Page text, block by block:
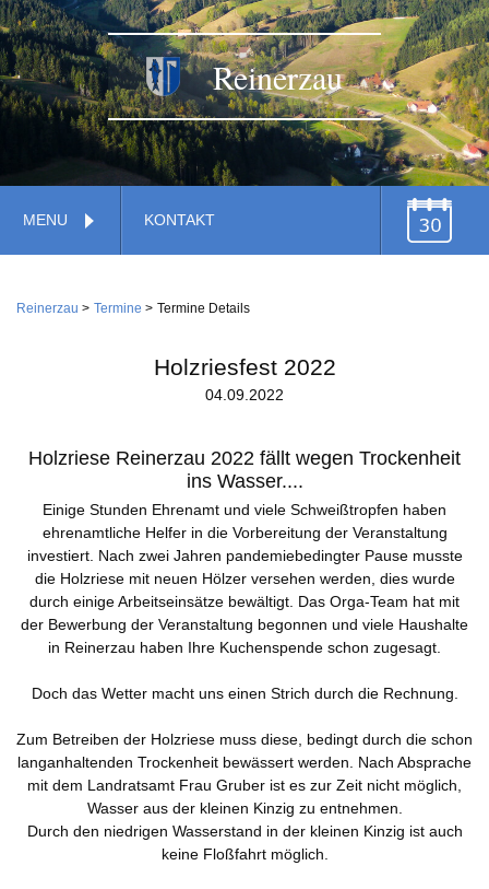
Reinerzau
überspringen
MENU KONTAKT
TERMINE
Reinerzau Termine Termine Details
Holzriesfest 2022
04.09.2022
Holzriese Reinerzau 2022 fällt wegen Trockenheit
ins Wasser....
Einige Stunden Ehrenamt und viele Schweißtropfen haben
ehrenamtliche Helfer in die Vorbereitung der Veranstaltung
investiert. Nach zwei Jahren pandemiebedingter Pause musste
die Holzriese mit neuen Hölzer versehen werden, dies wurde
durch einige Arbeitseinsätze bewältigt. Das Orga-Team hat mit
der Bewerbung der Veranstaltung begonnen und viele Haushalte
in Reinerzau haben Ihre Kuchenspende schon zugesagt.
Doch das Wetter macht uns einen Strich durch die Rechnung.
Zum Betreiben der Holzriese muss diese, bedingt durch die schon
langanhaltenden Trockenheit bewässert werden. Nach Absprache
mit dem Landratsamt Frau Gruber ist es zur Zeit nicht möglich,
Wasser aus der kleinen Kinzig zu entnehmen.
Durch den niedrigen Wasserstand in der kleinen Kinzig ist auch
keine Floßfahrt möglich.
überspringen
Landwirtschaft
Tourismus
Gastgeber
Sehenswürdigkeiten
Skilift
Vereine
Dorfgemeinschaft
Christusbund
Nachrichten